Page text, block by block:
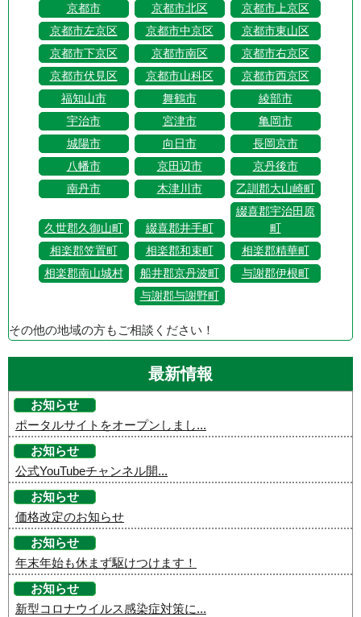
京都市 京都市北区
京都市上京区
京都市左京区
京都市中京区
京都市東山区
京都市下京区
京都市南区
京都市右京区
京都市伏見区
京都市山科区
京都市西京区
福知山市
舞鶴市
綾部市
宇治市
宮津市
亀岡市
城陽市
向日市
長岡京市
八幡市
京田辺市
京丹後市
南丹市
木津川市 乙訓郡大山崎町
久世郡久御山町 綴喜郡井手町
綴喜郡宇治田原
町
相楽郡笠置町
相楽郡和束町
相楽郡精華町
相楽郡南山城村
船井郡京丹波町
与謝郡伊根町
与謝郡与謝野町
その他の地域の方もご相談ください！
最新情報
お知らせ
ポータルサイトをオープンしまし...
お知らせ
公式YouTubeチャンネル開...
お知らせ
価格改定のお知らせ
お知らせ
年末年始も休まず駆けつけます！
お知らせ
新型コロナウイルス感染症対策に...